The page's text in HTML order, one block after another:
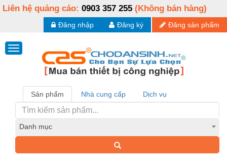
Liên hệ quảng cáo: 0903 357 255 (Không bán hàng)
Đăng sản phẩm
Đăng ký
Đăng nhập
Sản phẩm Nhà cung cấp Dịch vụ
Danh mục